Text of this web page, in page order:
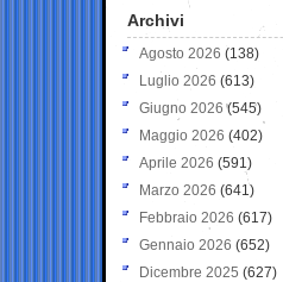
Archivi
Agosto 2026 (138)
Luglio 2026 (613)
Giugno 2026 (545)
Maggio 2026 (402)
Aprile 2026 (591)
Marzo 2026 (641)
Febbraio 2026 (617)
Gennaio 2026 (652)
Dicembre 2025 (627)